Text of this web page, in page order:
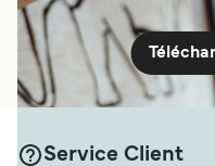
Service Client